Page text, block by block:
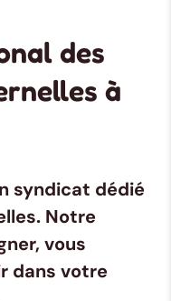
des
à
syndicat dédié
Notre
vous
dans votre